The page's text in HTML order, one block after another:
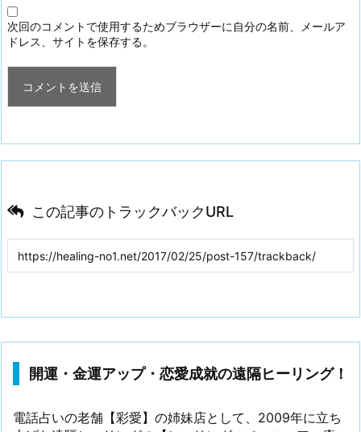
次回のコメントで使用するためブラウザーに自分の名前、メールア
ドレス、サイトを保存する。
この記事のトラックバックURL
開運・金運アップ・恋愛成就の遠隔ヒーリング！
電話占いの老舗【彩愛】の姉妹店として、2009年に立ち